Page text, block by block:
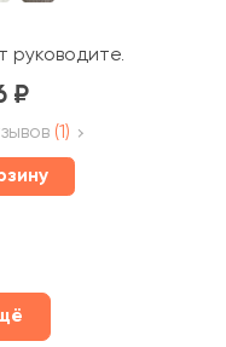
руководителя
(1)